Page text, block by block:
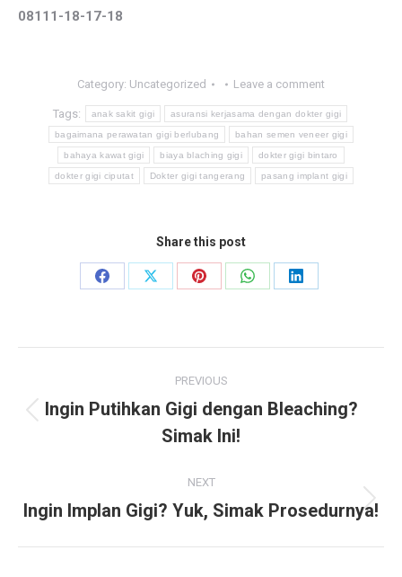
08111-18-17-18
Category: Uncategorized Leave a comment
Tags: anak sakit gigi asuransi kerjasama dengan dokter gigi
bagaimana perawatan gigi berlubang bahan semen veneer gigi
bahaya kawat gigi biaya blaching gigi dokter gigi bintaro
dokter gigi ciputat Dokter gigi tangerang pasang implant gigi
Share this post
Share
Share
Share
Share
Share
navigation
PREVIOUS
Previous
post:
Ingin Putihkan Gigi dengan Bleaching?
Simak Ini!
NEXT
Next
Ingin Implan Gigi? Yuk, Simak Prosedurnya!